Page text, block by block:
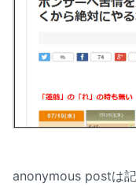
anonymous postは